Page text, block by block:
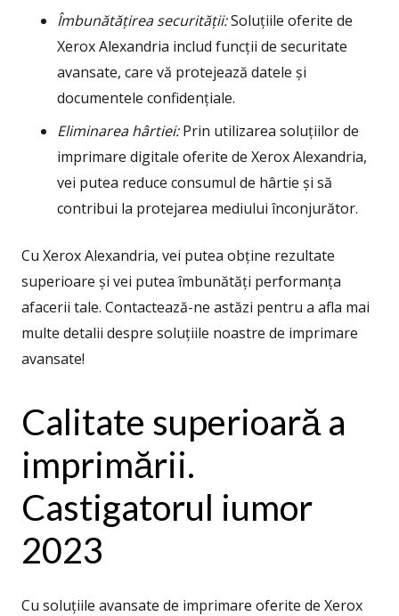
Îmbunătățirea securității:Soluțiile oferite de
Xerox Alexandria includ funcții de securitate
avansate, care vă protejează datele și
documentele confidențiale.
Eliminarea hârtiei:Prin utilizarea soluțiilor de
imprimare digitale oferite de Xerox Alexandria,
vei putea reduce consumul de hârtie și să
contribui la protejarea mediului înconjurător.
Cu Xerox Alexandria, vei putea obține rezultate
superioare și vei putea îmbunătăți performanța
afacerii tale. Contactează-ne astăzi pentru a afla mai
multe detalii despre soluțiile noastre de imprimare
avansate!
Calitate superioară a
imprimării.
Castigatorul iumor
2023
Cu soluțiile avansate de imprimare oferite de Xerox